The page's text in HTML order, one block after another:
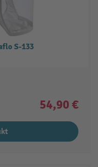
S-133
54,90 €